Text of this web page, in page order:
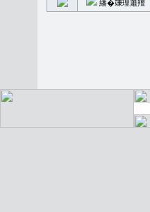
繙�𥪕理簫羶